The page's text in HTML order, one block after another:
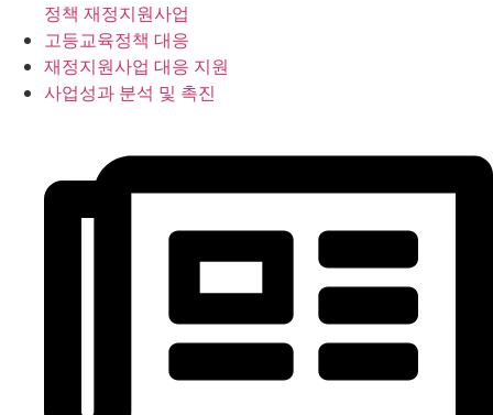
정책 재정지원사업
고등교육정책 대응
재정지원사업 대응 지원
사업성과 분석 및 촉진